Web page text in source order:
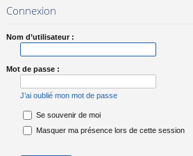
s
Connexion
Nom d’utilisateur :
Mot de passe :
J’ai oublié mon mot de passe
Se souvenir de moi
Masquer ma présence lors de cette session